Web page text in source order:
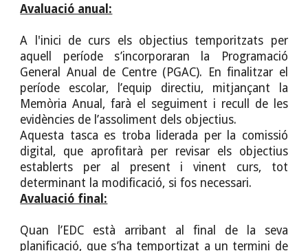
Avaluació anual:
A l'inici de curs els objectius temporitzats per
aquell període s’incorporaran la Programació
General Anual de Centre (PGAC). En finalitzar el
període escolar, l’equip directiu, mitjançant la
Memòria Anual, farà el seguiment i recull de les
evidències de l’assoliment dels objectius.
Aquesta tasca es troba liderada per la comissió
digital, que aprofitarà per revisar els objectius
establerts per al present i vinent curs, tot
determinant la modificació, si fos necessari.
Avaluació final:
Quan l’EDC està arribant al final de la seva
planificació, que s’ha temportizat a un termini de